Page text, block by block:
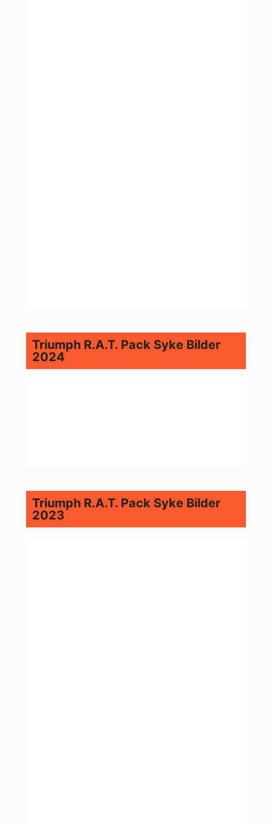
Triumph R.A.T. Pack Syke Bilder
2024
Triumph R.A.T. Pack Syke Bilder
2023